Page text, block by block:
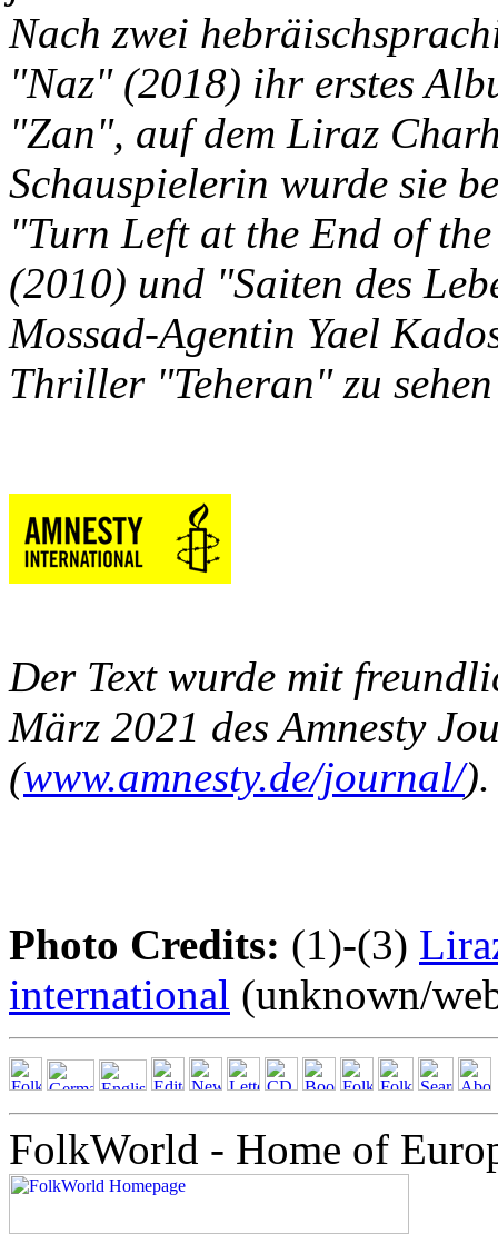
Nach zwei
"Naz" (2018) ihr ­erstes
"Zan", auf dem Liraz
Schauspielerin wurde sie
"Turn Left at the End of
(2010) und "Saiten des
Mossad-Agentin Yael
Thriller "Teheran" zu
Der Text wurde mit
März 2021 des Amnesty
(www.amnesty.de/journal/
Photo Credits: (1)-(3)
international (unknown/
FolkWorld - Home of